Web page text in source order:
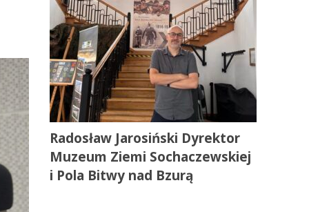
Radosław Jarosiński Dyrektor
Muzeum Ziemi Sochaczewskiej
i Pola Bitwy nad Bzurą